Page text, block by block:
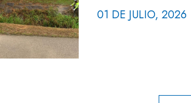
01 DE JULIO, 2026